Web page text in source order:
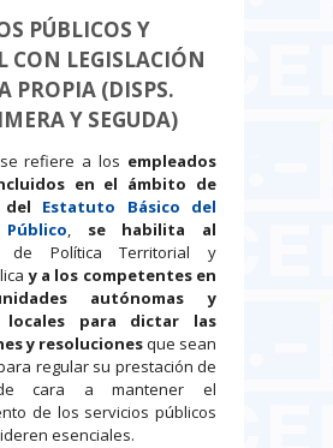
PÚBLICOS Y
CON LEGISLACIÓN
PROPIA (DISPS.
Y SEGUDA)
refiere a los empleados
en el ámbito de
del Estatuto Básico del
, se habilita al
de Política Territorial y
y a los competentes en
autónomas y
locales para dictar las
y resolucionesque sean
regular su prestación de
cara a mantener el
de los servicios públicos
esenciales.